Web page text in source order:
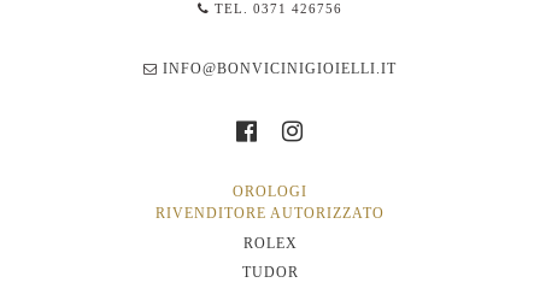
TEL. 0371 426756
INFO@BONVICINIGIOIELLI.IT
OROLOGI
RIVENDITORE AUTORIZZATO
ROLEX
TUDOR